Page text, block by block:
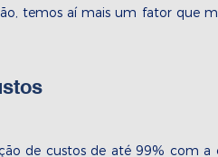
temos aí mais um fator que
de custos de até 99% com a